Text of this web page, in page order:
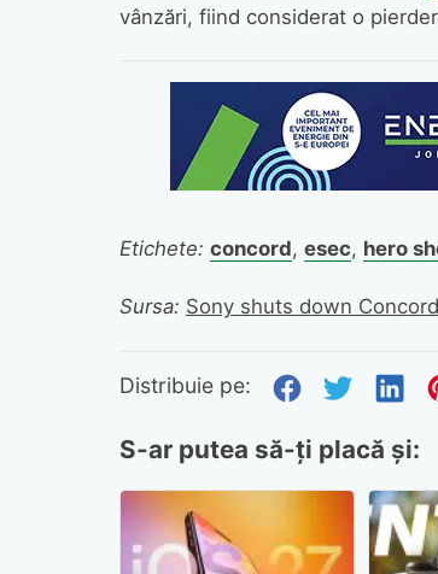
vânzări, fiind considerat o
Etichete: concord, esec, hero
Sursa: Sony shuts down
Distribuie pe:
S-ar putea să-ți placă și: